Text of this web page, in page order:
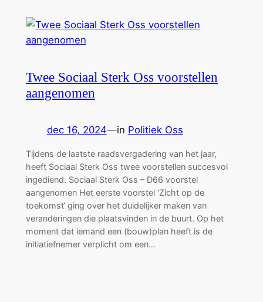
Twee Sociaal Sterk Oss voorstellen
aangenomen
dec 16, 2024—in Politiek Oss
Tijdens de laatste raadsvergadering van het jaar,
heeft Sociaal Sterk Oss twee voorstellen succesvol
ingediend. Sociaal Sterk Oss – D66 voorstel
aangenomen Het eerste voorstel ‘Zicht op de
toekomst‘ ging over het duidelijker maken van
veranderingen die plaatsvinden in de buurt. Op het
moment dat iemand een (bouw)plan heeft is de
initiatiefnemer verplicht om een…